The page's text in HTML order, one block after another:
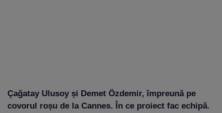
Çağatay Ulusoy și Demet Özdemir, împreună pe
covorul roșu de la Cannes. În ce proiect fac echipă.